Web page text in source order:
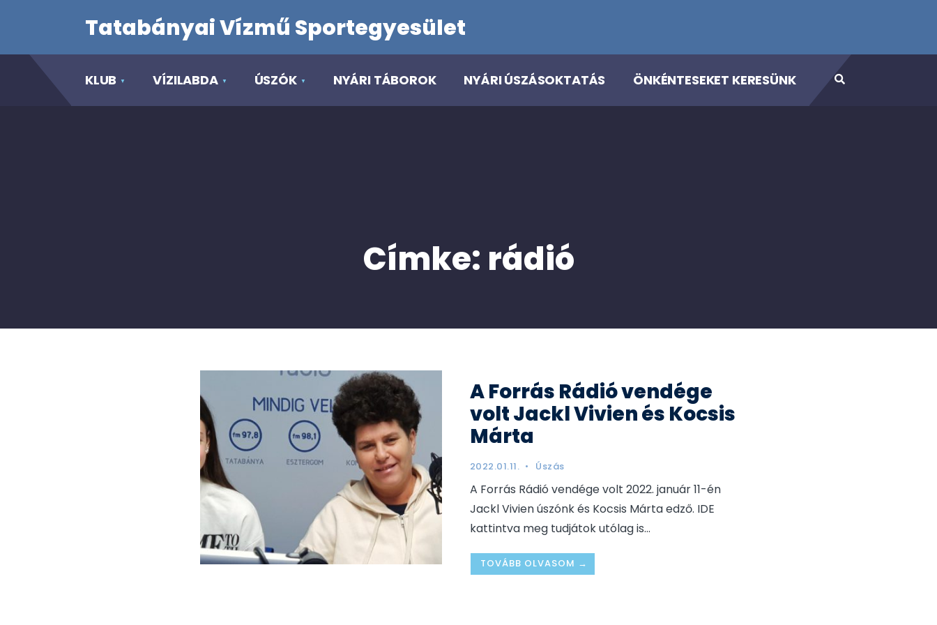
Tatabányai Vízmű Sportegyesület
KLUB VÍZILABDA ÚSZÓK NYÁRI TÁBOROK NYÁRI ÚSZÁSOKTATÁS ÖNKÉNTESEKET KERESÜNK
Címke: rádió
A Forrás Rádió vendége
volt Jackl Vivien és Kocsis
Márta
2022.01.11. • Úszás
A Forrás Rádió vendége volt 2022. január 11-én
Jackl Vivien úszónk és Kocsis Márta edző. IDE
kattintva meg tudjátok utólag is...
TOVÁBB OLVASOM →